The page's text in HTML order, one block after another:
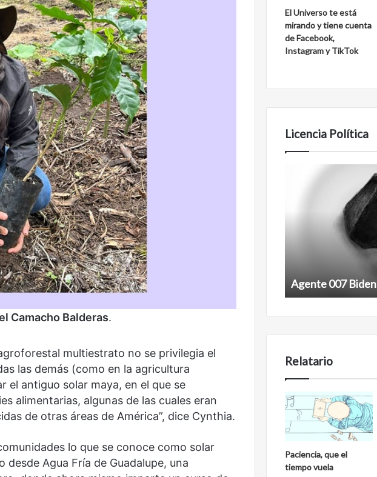
Camacho Balderas.
multiestrato no se privilegia el
las demás (como en la agricultura
el antiguo solar maya, en el que se
alimentarias, algunas de las cuales eran
de otras áreas de América”, dice Cynthia.
lo que se conoce como solar
Agua Fría de Guadalupe, una
El Universo te está
mirando y tiene cuenta
de Facebook,
Instagram y TikTok
Licencia Política
Obradorista
Obradorista Agente 007 Biden
Relatario
Paciencia, que el
tiempo vuela